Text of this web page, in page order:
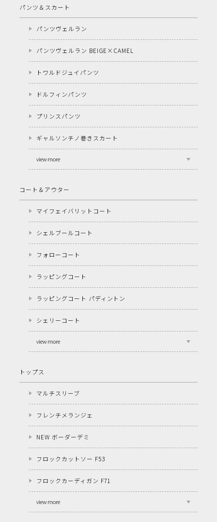
パンツ＆スカート
パンツヴェルラン
パンツヴェルラン BEIGE×CAMEL
トワルドジュイパンツ
ドルフィンパンツ
プリンスパンツ
ギャルソンチノ巻きスカート
view more
コート＆アウター
マイフェイバリットコート
シェルブールコート
フォローコート
ラッピングコート
ラッピングコート パディントン
シェリーコート
view more
トップス
マルチスリーブ
フレンチメランジェ
NEW ボーダーデミ
フロックカットソー F53
フロックカーディガン F71
view more